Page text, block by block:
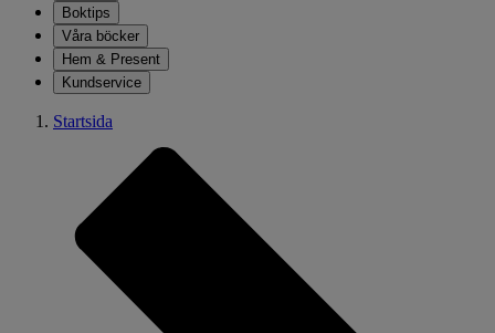
Boktips
Våra böcker
Hem & Present
Kundservice
Startsida